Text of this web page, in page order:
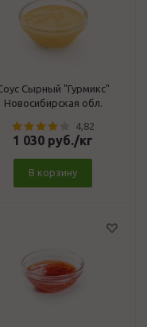
Сырный "Гурмикс"
Новосибирская обл.
4,82
1 030 руб./кг
В корзину